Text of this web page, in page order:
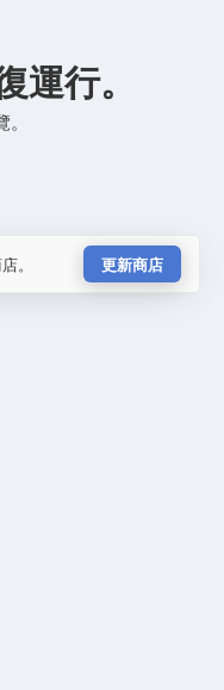
運行。
。 更新商店